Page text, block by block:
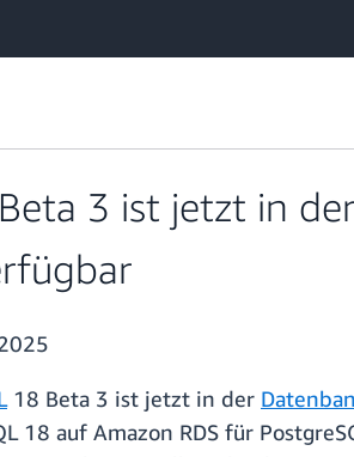
3 ist jetzt in
18 Beta 3 ist jetzt in der
18 auf Amazon RDS für